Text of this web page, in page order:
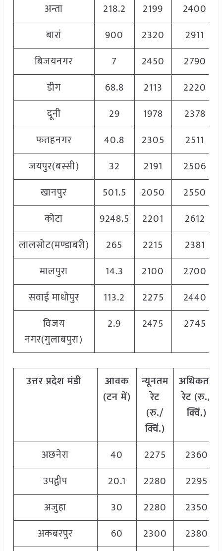
अन्ता
218.2 2199
2400
बारां
900 2320
2911
बिजयनगर
7 2450
2790
डीग
68.8 2113
2220
दूनी
29 1978
2378
फतहनगर
40.8 2305
2511
जयपुर(बस्सी)
32 2191
2506
खानपुर
501.5 2050
2550
कोटा
9248.5 2201
2612
लालसोट(मण्डाबरी)
265 2215
2381
मालपुरा
14.3 2100
2700
सवाई माधोपुर
113.2 2275
2440
विजय
नगर(गुलाबपुरा)
2.9 2475 2745
उत्तरप्रदेश मंडी
आवक
(टनमें)
न्यूनतम
रेट
(रु./
क्विं.)
अधिकतम
रेट (रु./
क्विं.)
अछनेरा 40 2275
2360
उपद्वीप
20.1 2280
2295
अजुहा
30 2280
2350
अकबरपुर
60 2300
2380